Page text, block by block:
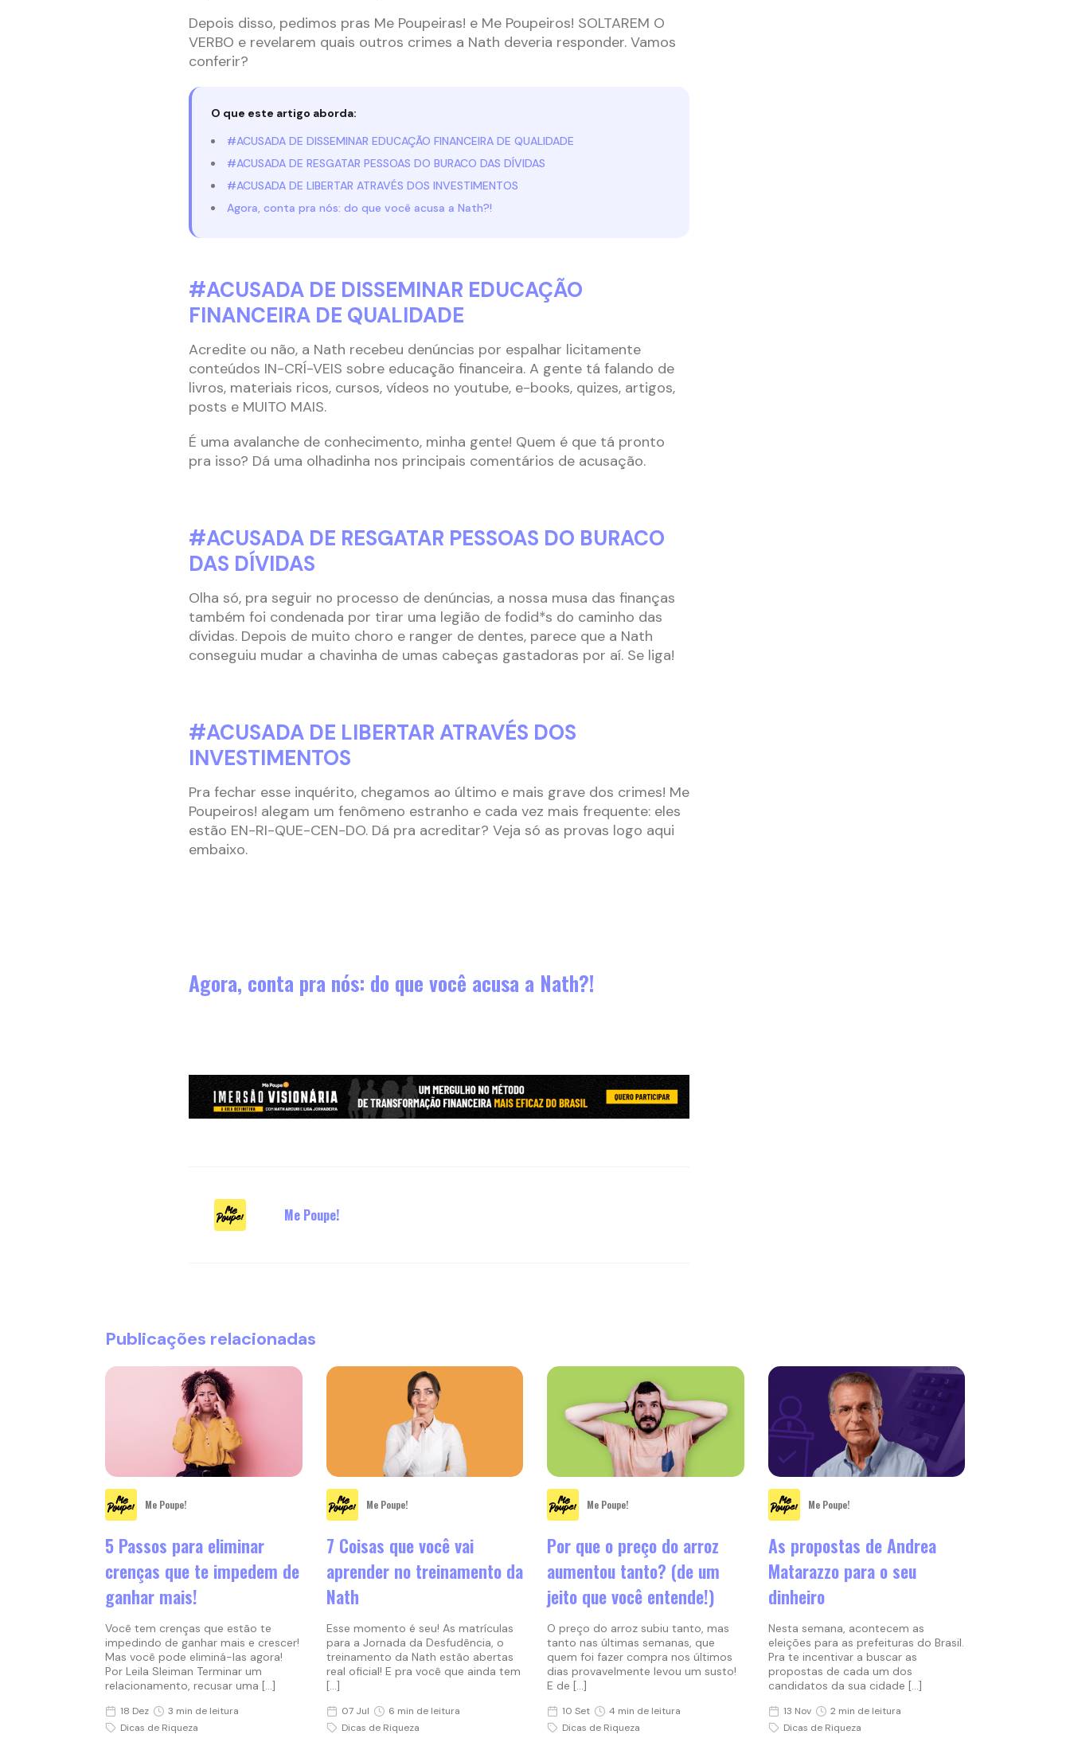
Depois disso, pedimos pras Me Poupeiras! e Me Poupeiros! SOLTAREM O
VERBO e revelarem quais outros crimes a Nath deveria responder. Vamos
conferir?
O que este artigo aborda:
#ACUSADA DE DISSEMINAR EDUCAÇÃO FINANCEIRA DE QUALIDADE
#ACUSADA DE RESGATAR PESSOAS DO BURACO DAS DÍVIDAS
#ACUSADA DE LIBERTAR ATRAVÉS DOS INVESTIMENTOS
Agora, conta pra nós: do que você acusa a Nath?!
#ACUSADA DE DISSEMINAR EDUCAÇÃO
FINANCEIRA DE QUALIDADE
Acredite ou não, a Nath recebeu denúncias por espalhar licitamente
conteúdos IN-CRÍ-VEIS sobre educação financeira. A gente tá falando de
livros, materiais ricos, cursos, vídeos no youtube, e-books, quizes, artigos,
posts e MUITO MAIS.
É uma avalanche de conhecimento, minha gente! Quem é que tá pronto
pra isso? Dá uma olhadinha nos principais comentários de acusação.
#ACUSADA DE RESGATAR PESSOAS DO BURACO
DAS DÍVIDAS
Olha só, pra seguir no processo de denúncias, a nossa musa das finanças
também foi condenada por tirar uma legião de fodid*s do caminho das
dívidas. Depois de muito choro e ranger de dentes, parece que a Nath
conseguiu mudar a chavinha de umas cabeças gastadoras por aí. Se liga!
#ACUSADA DE LIBERTAR ATRAVÉS DOS
INVESTIMENTOS
Pra fechar esse inquérito, chegamos ao último e mais grave dos crimes! Me
Poupeiros! alegam um fenômeno estranho e cada vez mais frequente: eles
estão EN-RI-QUE-CEN-DO. Dá pra acreditar? Veja só as provas logo aqui
embaixo.
Agora, conta pra nós: do que você acusa a Nath?!
Me Poupe!
Publicações relacionadas
Me Poupe!
5 Passos para eliminar
crenças que te impedem de
ganhar mais!
Você tem crenças que estão te
impedindo de ganhar mais e crescer!
Mas você pode eliminá-las agora!
Por Leila Sleiman Terminar um
relacionamento, recusar uma […]
18 Dez
3 min de leitura
Dicas de Riqueza
Me Poupe!
7 Coisas que você vai
aprender no treinamento da
Nath
Esse momento é seu! As matrículas
para a Jornada da Desfudência, o
treinamento da Nath estão abertas
real oficial! E pra você que ainda tem
[…]
07 Jul
6 min de leitura
Dicas de Riqueza
Me Poupe!
Por que o preço do arroz
aumentou tanto? (de um
jeito que você entende!)
O preço do arroz subiu tanto, mas
tanto nas últimas semanas, que
quem foi fazer compra nos últimos
dias provavelmente levou um susto!
E de […]
10 Set
4 min de leitura
Dicas de Riqueza
Me Poupe!
As propostas de Andrea
Matarazzo para o seu
dinheiro
Nesta semana, acontecem as
eleições para as prefeituras do Brasil.
Pra te incentivar a buscar as
propostas de cada um dos
candidatos da sua cidade […]
13 Nov
2 min de leitura
Dicas de Riqueza